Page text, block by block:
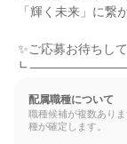
┗
配属職種について
職種候補が複数あり
種が確定します。